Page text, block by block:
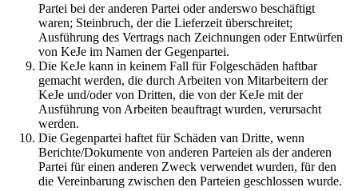
Partei bei der anderen Partei oder anderswo beschäftigt
waren; Steinbruch, der die Lieferzeit überschreitet;
Ausführung des Vertrags nach Zeichnungen oder Entwürfen
von KeJe im Namen der Gegenpartei.
Die KeJe kann in keinem Fall für Folgeschäden haftbar
gemacht werden, die durch Arbeiten von Mitarbeitern der
KeJe und/oder von Dritten, die von der KeJe mit der
Ausführung von Arbeiten beauftragt wurden, verursacht
werden.
Die Gegenpartei haftet für Schäden van Dritte, wenn
Berichte/Dokumente von anderen Parteien als der anderen
Partei für einen anderen Zweck verwendet wurden, für den
die Vereinbarung zwischen den Parteien geschlossen wurde.